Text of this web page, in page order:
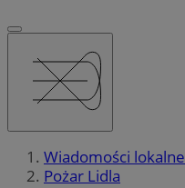
Wiadomości lokalne
Pożar Lidla